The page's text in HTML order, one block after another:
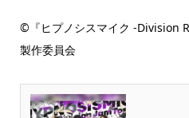
©『ヒプノシスマイク -Division
製作委員会